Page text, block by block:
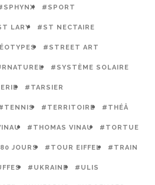
#SPORT
LARY #ST NECTAIRE
#STREET ART
#SYSTÈME SOLAIRE
#TARSIER
#TERRITOIRE #THÉÂ
#THOMAS VINAU #TORTUE
JOURS #TOUR EIFFEL #TRAIN
#UKRAINE #ULIS